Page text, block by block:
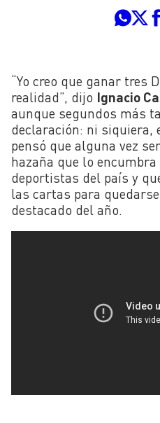
“Yo creo que ganar tres
realidad”, dijo Ignacio
aunque segundos más
declaración: ni siquiera,
pensó que alguna vez
hazaña que lo
deportistas del país y
las cartas para
destacado del año.